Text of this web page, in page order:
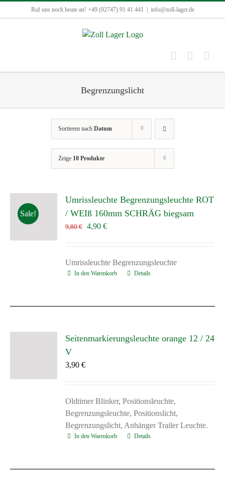
Inhalt
Ruf uns noch heute an! +49 (02747) 91 41 441 info@zoll-lager.de
Begrenzungslicht
Sortieren nach Datum
Zeige 10 Produkte
Sale!
Umrissleuchte Begrenzungsleuchte ROT
/ WEIß 160mm SCHRÄG biegsam
9,80€ Ursprünglicher
9,80 €
4,90€Aktueller
4,90 €.
Umrissleuchte Begrenzungsleuchte
In den Warenkorb Details
Seitenmarkierungsleuchte orange 12 / 24
V
3,90€
Oldtimer Blinker, Positionsleuchte,
Begrenzungsleuchte, Positionslicht,
Begrenzungslicht, Anhänger Trailer Leuchte.
In den Warenkorb Details